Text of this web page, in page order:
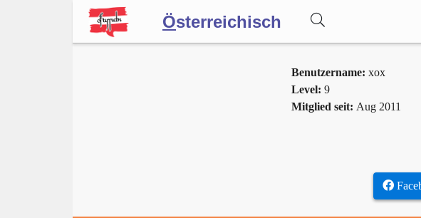
Österreichisch
Benutzername: xox
Level: 9
Mitglied seit: Aug 2011